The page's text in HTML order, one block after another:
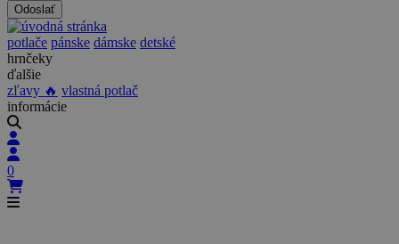
Odoslať
potlače pánske dámske detské
hrnčeky
ďalšie
zľavy 🔥 vlastná potlač
informácie
0